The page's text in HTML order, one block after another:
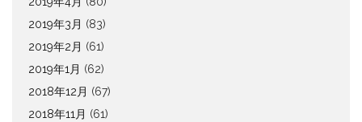
2019年3月 (83)
2019年2月 (61)
2019年1月 (62)
2018年12月 (67)
2018年11月 (61)